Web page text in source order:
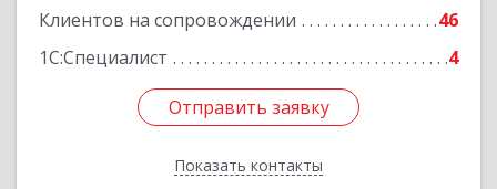
Клиентов на сопровождении
46
1С:Специалист
4
Отправить заявку
Показать контакты
Отправить заявку
Назад